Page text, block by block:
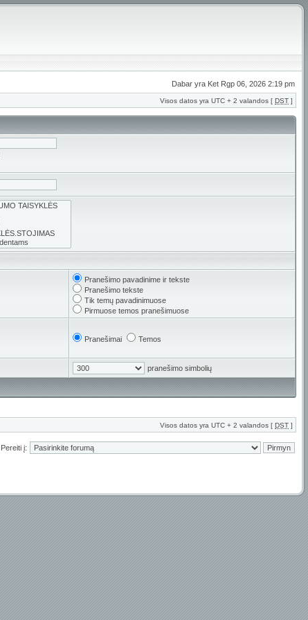
Dabar yra Ket Rgp 06, 2026 2:19 pm
Visos datos yra UTC + 2 valandos [ DST ]
Pranešimo pavadinime ir tekste
Pranešimo tekste
Tik temų pavadinimuose
Pirmuose temos pranešimuose
Pranešimai Temos
pranešimo simbolių
Visos datos yra UTC + 2 valandos [ DST ]
Pereiti į: